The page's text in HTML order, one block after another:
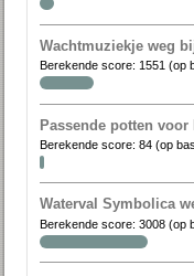
Wachtmuziekje weg
Berekende score: 1551 (op
Passende potten voor
Berekende score:84 (op
Waterval Symbolica
Berekende score:3008 (op